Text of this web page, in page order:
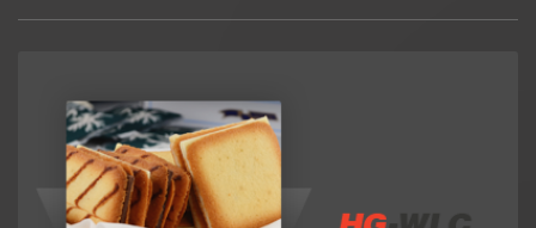
Аналитика
Контакты